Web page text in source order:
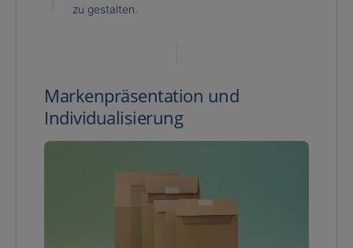
zu gestalten.
Markenpräsentation und
Individualisierung